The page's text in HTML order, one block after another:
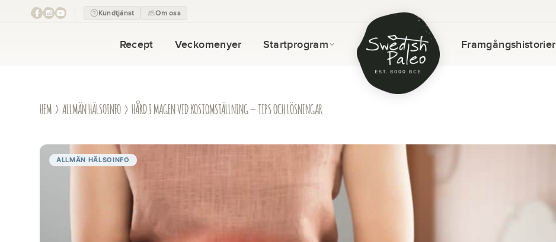
Kundtjänst Om oss
Recept Veckomenyer Startprogram Framgångshistorier
HEM › ALLMÄN HÄLSOINFO › HÅRD I MAGEN VID KOSTOMSTÄLLNING – TIPS OCH LÖSNINGAR
ALLMÄN HÄLSOINFO